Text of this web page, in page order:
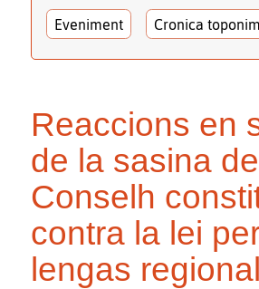
Eveniment Cronica
Reaccions en
de la sasina
Conselh
contra la lei
lengas